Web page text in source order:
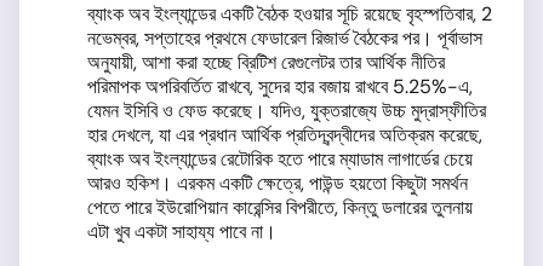
ব্যাংক অব ইংল্যান্ডের একটি বৈঠক হওয়ার সূচি রয়েছে বৃহস্পতিবার, 2
নভেম্বর, সপ্তাহের প্রথমে ফেডারেল রিজার্ভ বৈঠকের পর। পূর্বাভাস
অনুযায়ী, আশা করা হচ্ছে ব্রিটিশ রেগুলেটর তার আর্থিক নীতির
পরিমাপক অপরিবর্তিত রাখবে, সুদের হার বজায় রাখবে 5.25%-এ,
যেমন ইসিবি ও ফেড করেছে। যদিও, যুক্তরাজ্যে উচ্চ মুদ্রাস্ফীতির
হার দেখলে, যা এর প্রধান আর্থিক প্রতিদ্বন্দ্বীদের অতিক্রম করেছে,
ব্যাংক অব ইংল্যান্ডের রেটোরিক হতে পারে ম্যাডাম লাগার্ডের চেয়ে
আরও হকিশ। এরকম একটি ক্ষেত্রে, পাউন্ড হয়তো কিছুটা সমর্থন
পেতে পারে ইউরোপিয়ান কারেন্সির বিপরীতে, কিন্তু ডলারের তুলনায়
এটা খুব একটা সাহায্য পাবে না।